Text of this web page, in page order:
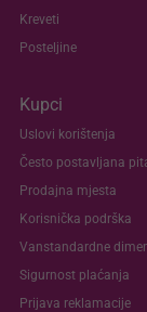
Kreveti
Posteljine
Kupci
Uslovi korištenja
Često postavljana
Prodajna mjesta
Korisnička podrška
Vanstandardne
Sigurnost plaćanja
Prijava reklamacije